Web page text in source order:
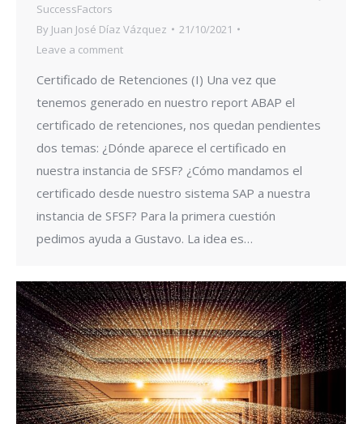
SuccessFactors
By Juan José Díaz Vázquez
21/10/2021
Leave a comment
Certificado de Retenciones (I) Una vez que
tenemos generado en nuestro report ABAP el
certificado de retenciones, nos quedan pendientes
dos temas: ¿Dónde aparece el certificado en
nuestra instancia de SFSF? ¿Cómo mandamos el
certificado desde nuestro sistema SAP a nuestra
instancia de SFSF? Para la primera cuestión
pedimos ayuda a Gustavo. La idea es…